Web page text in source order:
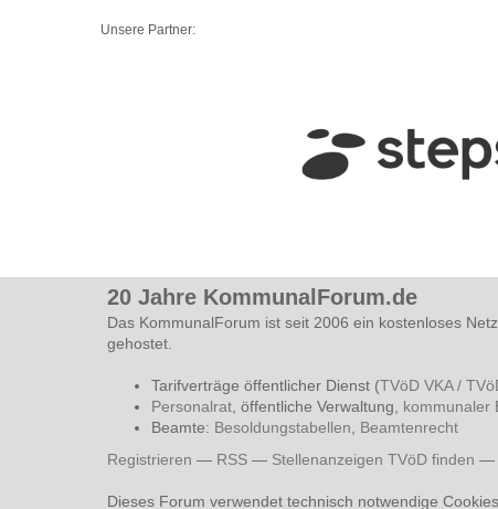
Unsere Partner:
20 Jahre KommunalForum.de
Das KommunalForum ist seit 2006 ein kostenloses
gehostet.
Tarifverträge öffentlicher Dienst (TVöD VKA /
Personalrat , öffentliche Verwaltung, kommunaler
Beamte: Besoldungstabellen
Beamtenrecht
Registrieren — RSS — Stellenanzeigen TVöD finden —
Dieses Forum verwendet technisch notwendige